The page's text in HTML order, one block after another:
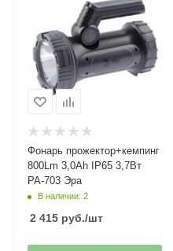
Фонарь прожектор+кемпинг
800Lm 3,0Ah IP65 3,7Вт
РА-703 Эра
В наличии: 2
2 415 руб./шт